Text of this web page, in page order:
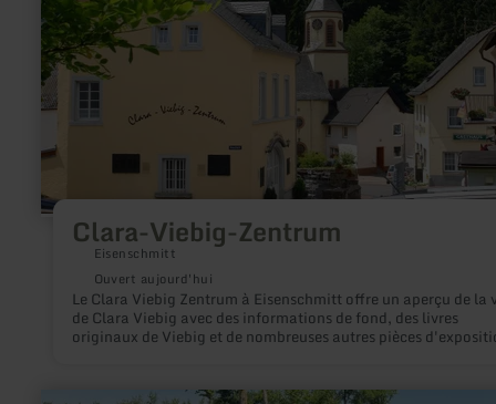
Clara-Viebig-Zentrum
Eisenschmitt
Ouvert aujourd'hui
Le Clara Viebig Zentrum à Eisenschmitt offre un aperçu de la
de Clara Viebig avec des informations de fond, des livres
originaux de Viebig et de nombreuses autres pièces